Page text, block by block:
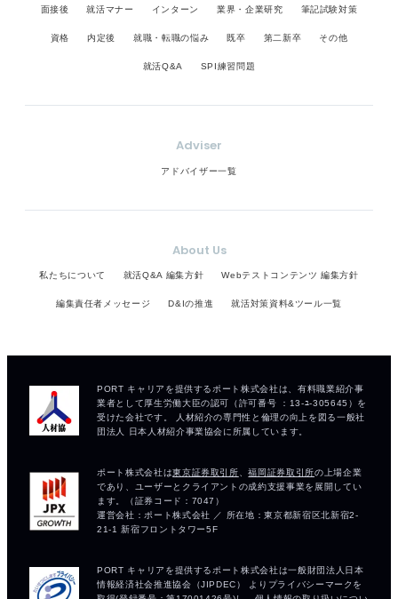
面接後 就活マナー インターン 業界・企業研究 筆記試験対策
資格 内定後 就職・転職の悩み 既卒 第二新卒 その他
就活Q&A SPI練習問題
Adviser
アドバイザー一覧
About Us
私たちについて 就活Q&A 編集方針 Webテストコンテンツ 編集方針
編集責任者メッセージ D&Iの推進 就活対策資料&ツール一覧